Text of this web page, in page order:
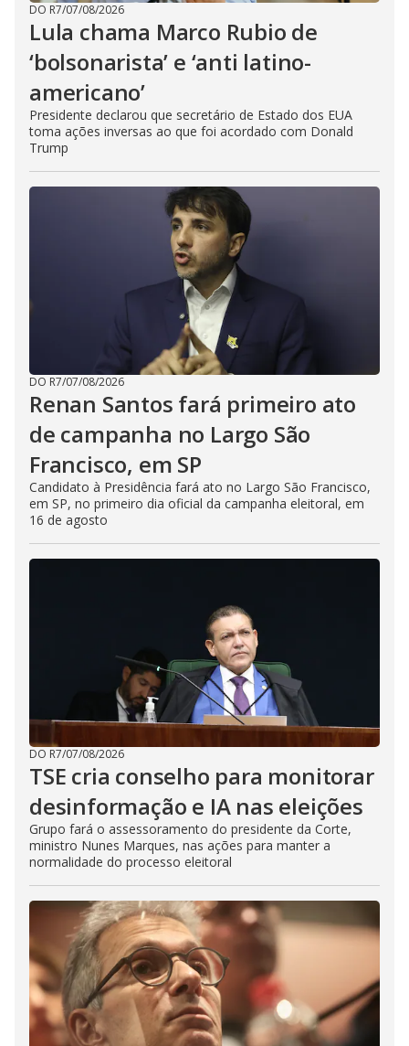
DO R7/07/08/2026
Lula chama Marco Rubio de
‘bolsonarista’ e ‘anti latino-
americano’
Presidente declarou que secretário de Estado dos EUA
toma ações inversas ao que foi acordado com Donald
Trump
DO R7/07/08/2026
Renan Santos fará primeiro ato
de campanha no Largo São
Francisco, em SP
Candidato à Presidência fará ato no Largo São Francisco,
em SP, no primeiro dia oficial da campanha eleitoral, em
16 de agosto
DO R7/07/08/2026
TSE cria conselho para monitorar
desinformação e IA nas eleições
Grupo fará o assessoramento do presidente da Corte,
ministro Nunes Marques, nas ações para manter a
normalidade do processo eleitoral